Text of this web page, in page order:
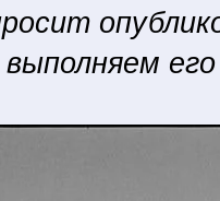
его